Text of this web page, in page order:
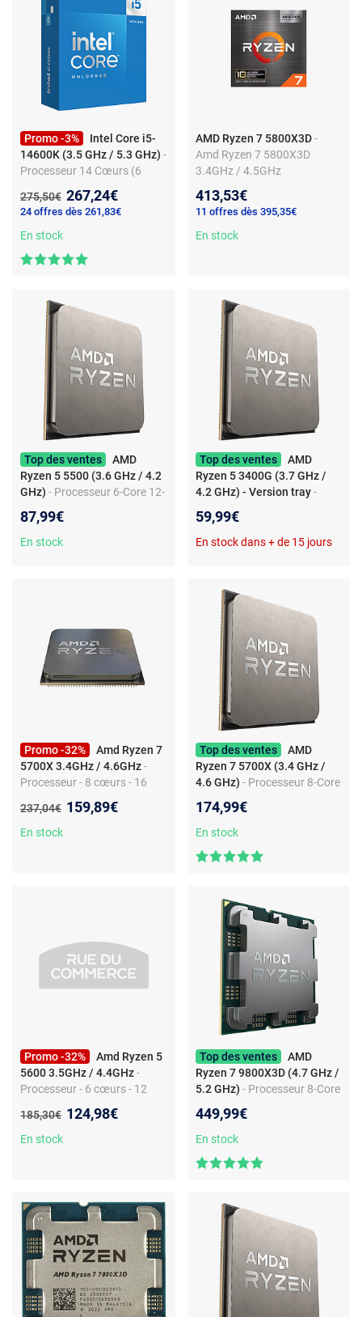
Promo -3%
Intel Core i5-
14600K (3.5 GHz / 5.3 GHz) -
Processeur 14 Cœurs (6
Cœurs Efficient) 20 Threads -
Socket 1700 - Cache L3 24
Mo - Intel UHD Graphics 770 -
0.010 micron (version boîte
sans ventilateur - garantie
Ancien prix :
275,50€ Nouveau prix :
267,24€
24 offres dès 261,83€
En stock
AMD Ryzen 7 5800X3D -
Amd Ryzen 7 5800X3D
3.4GHz / 4.5GHz
413,53€
11 offres dès 395,35€
En stock
Top des ventes
AMD
Ryzen 5 5500 (3.6 GHz / 4.2
GHz) - Processeur 6-Core 12-
GameCache 19 Mo 7 nm TDP
65W (version tray sans
87,99€
En stock
Top des ventes
AMD
Ryzen 5 3400G (3.7 GHz /
4.2 GHz) - Version tray -
Threads socket AM4 Cache
L3 4 Mo Radeon Vega
- garantie constructeur 3
59,99€
En stock dans + de 15 jours
Promo -32%
Amd Ryzen 7
5700X 3.4GHz / 4.6GHz-
Processeur - 8 cœurs - 16
- TDP 65W
Ancien prix :
237,04€ Nouveau prix :
159,89€
En stock
Top des ventes
AMD
Ryzen 7 5700X (3.4 GHz /
4.6 GHz) - Processeur 8-Core
GameCache 36 Mo 7 nm TDP
65W (version tray sans
constructeur 3 ans)
174,99€
En stock
Promo -32%
Amd Ryzen 5
5600 3.5GHz / 4.4GHz-
Processeur - 6 cœurs - 12
DDR4
Ancien prix :
185,30€ Nouveau prix :
124,98€
En stock
Top des ventes
AMD
Ryzen 7 9800X3D (4.7 GHz /
5.2 GHz) - Processeur 8-Core
3D V-Cache 104 Mo 4 nm
TDP 120W (version tray sans
constructeur 3 ans)
449,99€
En stock